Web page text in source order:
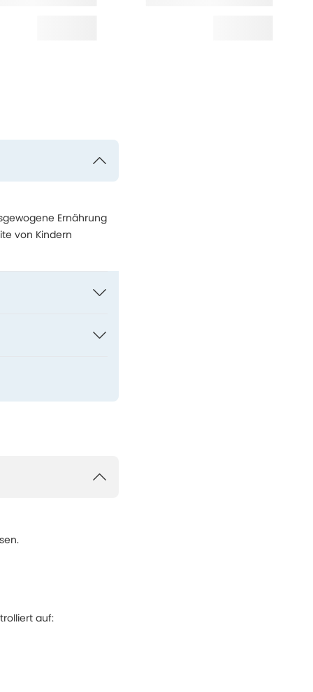
Ernährung
von Kindern
auf: